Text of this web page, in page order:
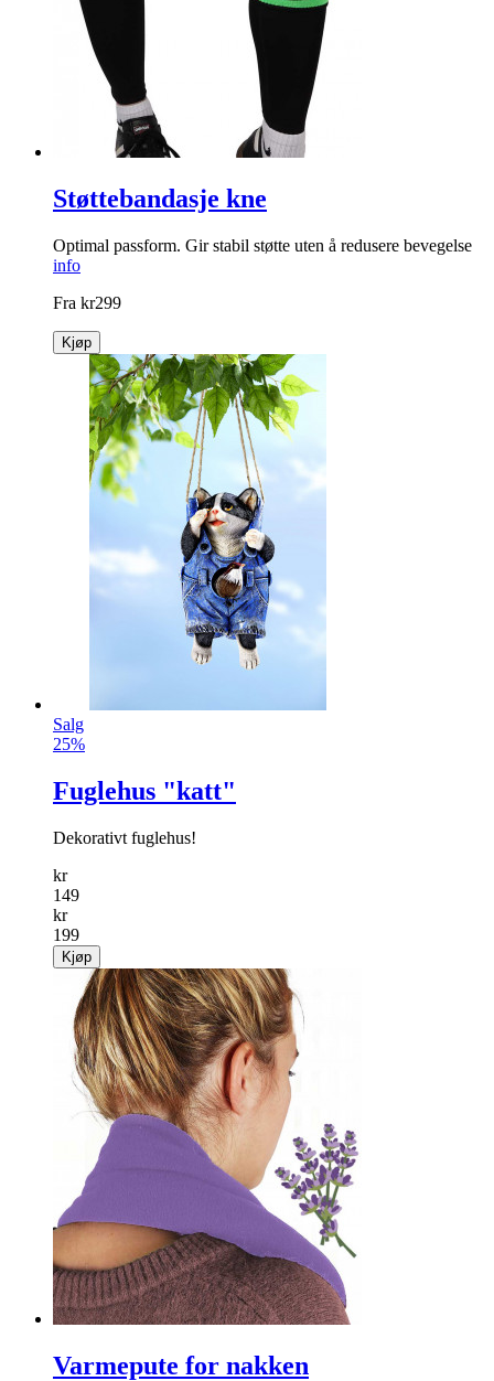
Støttebandasje kne
Optimal passform. Gir stabil støtte uten å redusere bevegelse
info
Fra kr299
Kjøp
Salg
25%
Fuglehus "katt"
Dekorativt fuglehus!
kr
149
kr
199
Kjøp
Varmepute for nakken